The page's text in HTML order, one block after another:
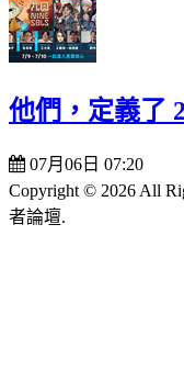
他們，定義了
07月06日 07:20
Copyright © 2026 All
者論壇.